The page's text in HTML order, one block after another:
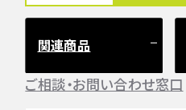
関連商品
ご相談・お問い合わせ窓口